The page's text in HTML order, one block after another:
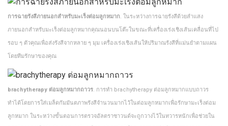
การฉายรังสีภายนอกสำหรับมะเร็งต่อมลูกหมาก. ในระหว่างการฉายรังสีด้วยลำแสง
ภายนอกสำหรับมะเร็งต่อมลูกหมากคุณนอนบนโต๊ะในขณะที่เครื่องเร่งเชิงเส้นเคลื่อนที่ไป
รอบ ๆ ตัวคุณเพื่อส่งรังสีจากหลาย ๆ มุม เครื่องเร่งเชิงเส้นให้ปริมาณรังสีที่แม่นยำตามแผน
โดยทีมรักษาของคุณ
brachytherapy ต่อมลูกหมากถาวร. การทำ brachytherapy ต่อมลูกหมากแบบถาวร
ทำได้โดยการใส่เมล็ดกัมมันตภาพรังสีจำนวนมากไว้ในต่อมลูกหมากเพื่อรักษามะเร็งต่อม
ลูกหมาก ในระหว่างขั้นตอนการตรวจอัลตราซาวนด์จะถูกวางไว้ในทวารหนักเพื่อช่วยใน